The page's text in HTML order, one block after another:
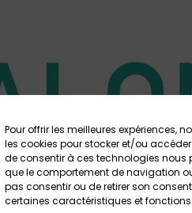
Pour offrir les meilleures expériences,
les cookies pour stocker et/ou
de consentir à ces technologies nous
que le comportement de navigation
pas consentir ou de retirer son
certaines caractéristiques et fonctions.